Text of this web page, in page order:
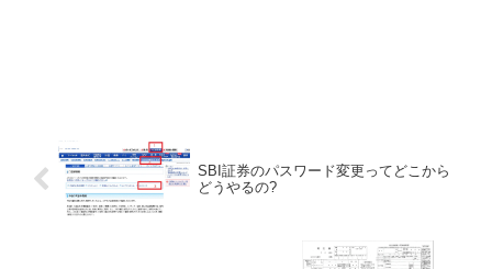
SBI証券のパスワード変更ってどこから
どうやるの?